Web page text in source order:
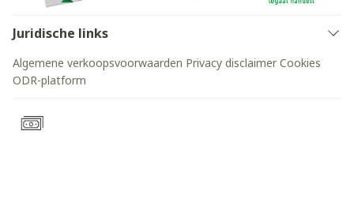
Juridische links
Algemene verkoopsvoorwaarden Privacy disclaimer Cookies
ODR-platform